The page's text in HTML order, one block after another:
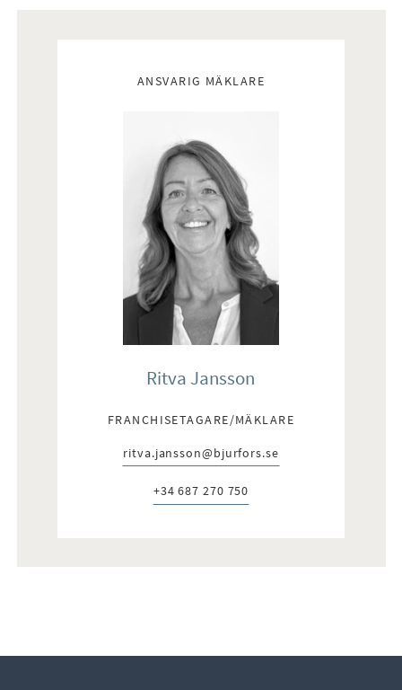
ANSVARIG MÄKLARE
Ritva Jansson
FRANCHISETAGARE/MÄKLARE
E-post:
ritva.jansson@bjurfors.se
Telefon:
+34 687 270 750